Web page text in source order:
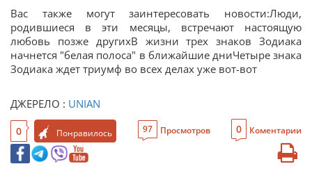
Вас также могут заинтересовать новости:Люди,
родившиеся в эти месяцы, встречают настоящую
любовь позже другихВ жизни трех знаков Зодиака
начнется "белая полоса" в ближайшие дниЧетыре знака
Зодиака ждет триумф во всех делах уже вот-вот
ДЖЕРЕЛО : UNIAN
0 Понравилось 97 Просмотров 0 Коментарии